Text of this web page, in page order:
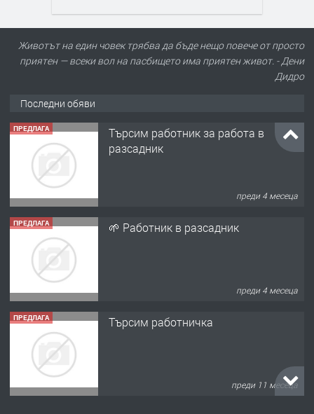
Животът на един човек трябва да бъде нещо повече от просто
приятен — всеки вол на пасбището има приятен живот. - Дени
Дидро
Последни обяви
ПРЕДЛАГА 🌱 Работник в разсадник
преди 4 месеца
ПРЕДЛАГА Търсим работничка
преди 11 месеца
ПРЕДЛАГА
Продава употребявани чисти и
преди 1 година